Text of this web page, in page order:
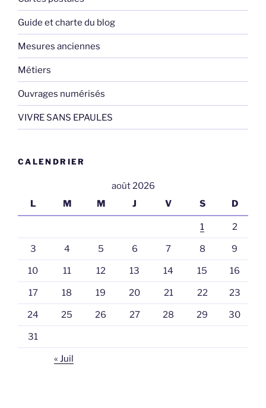
Guide et charte du blog
Mesures anciennes
Métiers
Ouvrages numérisés
VIVRE SANS EPAULES
CALENDRIER
août 2026
L
M M J V S D
1 2
3 4 5 6 7 8 9
10 11 12 13 14 15 16
17 18 19 20 21 22 23
24 25 26 27 28 29 30
31
« Juil